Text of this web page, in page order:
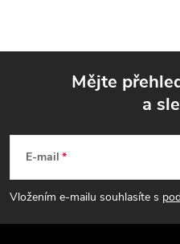
p
Mějte
a
E-mail
Vložením e-mailu souhlasíte s